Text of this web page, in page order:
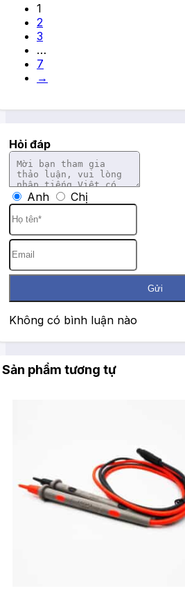
1
2
3
…
7
→
Hỏi đáp
Anh Chị
Gửi
Không có bình luận nào
Sản phẩm tương tự